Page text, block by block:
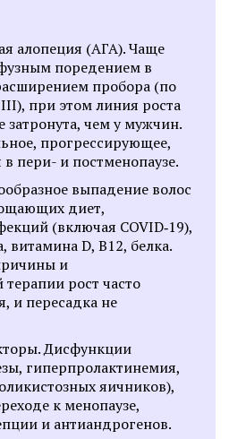
алопеция (АГА). Чаще
поредением в
пробора (по
при этом линия роста
затронута, чем у мужчин.
прогрессирующее,
в пери- и постменопаузе.
выпадение волос
диет,
(включая COVID‑19),
витамина D, B12, белка.
и
рост часто
и пересадка не
Дисфункции
гиперпролактинемия,
яичников),
к менопаузе,
и антиандрогенов.